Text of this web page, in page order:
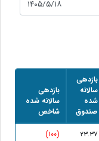
بازدهی
سالانه
شده
صندوق
بازدهی
سالانه شده
شاخص
۲۳.۳۷
(۱۰۰)